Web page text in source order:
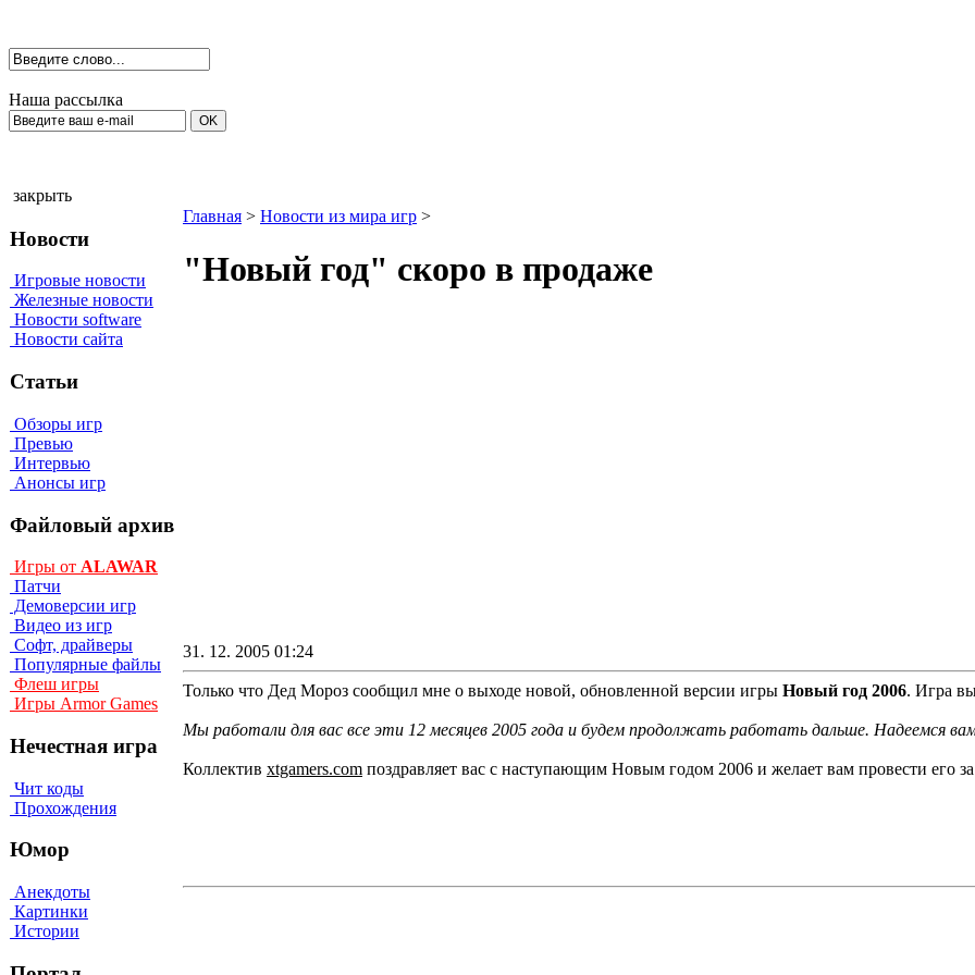
Наша рассылка
закрыть
Новости
Игровые новости
Железные новости
Новости software
Новости сайта
Статьи
Обзоры игр
Превью
Интервью
Анонсы игр
Файловый архив
Игры от ALAWAR
Патчи
Демоверсии игр
Видео из игр
Софт, драйверы
Популярные файлы
Флеш игры
Игры Armor Games
Нечестная игра
Чит коды
Прохождения
Юмор
Анекдоты
Картинки
Истории
Главная > Новости из мира игр >
"Новый год" скоро в продаже
31. 12. 2005 01:24
Только что Дед Мороз сообщил мне о выходе новой, обновленной версии игры Новый год 2006. Игра
Мы работали для вас все эти 12 месяцев 2005 года и будем продолжать работать дальше. Надеемся
Коллектив xtgamers.com поздравляет вас с наступающим Новым годом 2006 и желает вам провести его